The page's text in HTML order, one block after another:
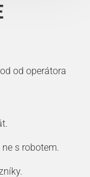
od operátora
s robotem.